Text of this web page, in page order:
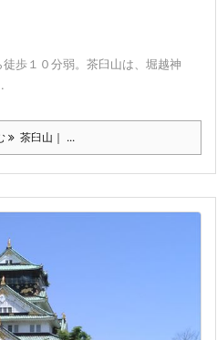
歩１０分弱。茶臼山は、堀越神
茶臼山｜ ...